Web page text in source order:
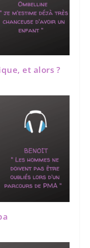
et alors ?